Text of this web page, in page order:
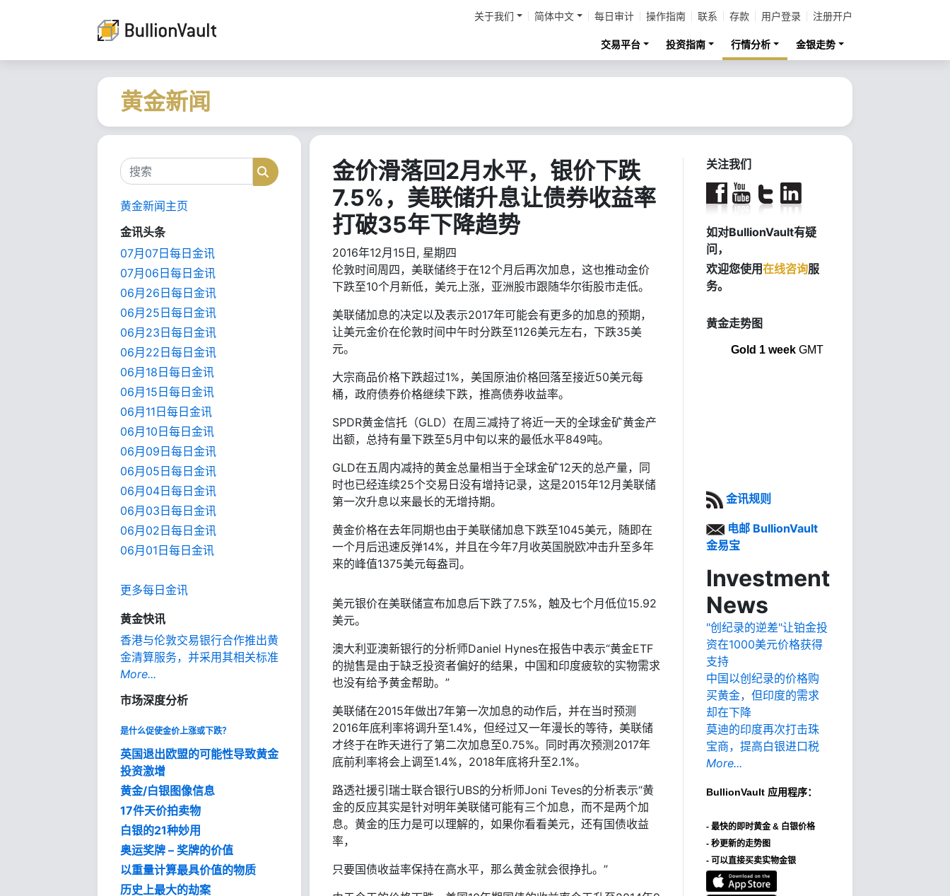
关于我们 简体中文 每日审计 操作指南 联系 存款 用户登录 注册开户
交易平台 投资指南 行情分析 金银走势
黄金新闻
搜索 搜索
黄金新闻主页
金讯头条
07月07日每日金讯
07月06日每日金讯
06月26日每日金讯
06月25日每日金讯
06月23日每日金讯
06月22日每日金讯
06月18日每日金讯
06月15日每日金讯
06月11日每日金讯
06月10日每日金讯
06月09日每日金讯
06月05日每日金讯
06月04日每日金讯
06月03日每日金讯
06月02日每日金讯
06月01日每日金讯
更多每日金讯
黄金快讯
香港与伦敦交易银行合作推出黄
金清算服务，并采用其相关标准
More...
市场深度分析
是什么促使金价上涨或下跌？
英国退出欧盟的可能性导致黄金
投资激增
黄金/白银图像信息
17件天价拍卖物
白银的21种妙用
奥运奖牌 – 奖牌的价值
以重量计算最具价值的物质
历史上最大的劫案
金价滑落回2月水平，银价下跌
7.5%，美联储升息让债券收益率
打破35年下降趋势
2016年12月15日, 星期四
伦敦时间周四，美联储终于在12个月后再次加息，这也推动金价
下跌至10个月新低，美元上涨，亚洲股市跟随华尔街股市走低。
美联储加息的决定以及表示2017年可能会有更多的加息的预期，
让美元金价在伦敦时间中午时分跌至1126美元左右，下跌35美
元。
大宗商品价格下跌超过1%，美国原油价格回落至接近50美元每
桶，政府债券价格继续下跌，推高债券收益率。
SPDR黄金信托（GLD）在周三减持了将近一天的全球金矿黄金产
出额，总持有量下跌至5月中旬以来的最低水平849吨。
GLD在五周内减持的黄金总量相当于全球金矿12天的总产量，同
时也已经连续25个交易日没有增持记录，这是2015年12月美联储
第一次升息以来最长的无增持期。
黄金价格在去年同期也由于美联储加息下跌至1045美元，随即在
一个月后迅速反弹14%，并且在今年7月收英国脱欧冲击升至多年
来的峰值1375美元每盎司。
美元银价在美联储宣布加息后下跌了7.5%，触及七个月低位15.92
美元。
澳大利亚澳新银行的分析师Daniel Hynes在报告中表示“黄金ETF
的抛售是由于缺乏投资者偏好的结果，中国和印度疲软的实物需求
也没有给予黄金帮助。”
美联储在2015年做出7年第一次加息的动作后，并在当时预测
2016年底利率将调升至1.4%，但经过又一年漫长的等待，美联储
才终于在昨天进行了第二次加息至0.75%。同时再次预测2017年
底前利率将会上调至1.4%，2018年底将升至2.1%。
路透社援引瑞士联合银行UBS的分析师Joni Teves的分析表示“黄
金的反应其实是针对明年美联储可能有三个加息，而不是两个加
息。黄金的压力是可以理解的，如果你看看美元，还有国债收益
率，
只要国债收益率保持在高水平，那么黄金就会很挣扎。”
关注我们
如对BullionVault有疑
问，
欢迎您使用在线咨询服
务。
黄金走势图
Gold 1 weekGMT
金讯规则
电邮 BullionVault
金易宝
Investment
News
"创纪录的逆差"让铂金投
资在1000美元价格获得
支持
中国以创纪录的价格购
买黄金，但印度的需求
却在下降
莫迪的印度再次打击珠
宝商，提高白银进口税
More...
BullionVault 应用程序：
- 最快的即时黄金 & 白银价格
- 秒更新的走势图
- 可以直接买卖实物金银